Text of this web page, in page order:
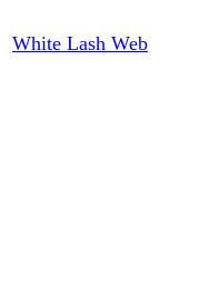
White Lash Web